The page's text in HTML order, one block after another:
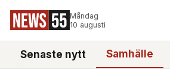
Måndag
10 augusti
Senaste nytt Samhälle